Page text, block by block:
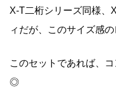
X-T二桁シリーズ同様、
ィだが、このサイズ感
このセットであれば、
◎